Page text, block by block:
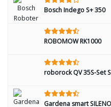
Bosch Indego S+ 350
ROBOMOW RK1000
roborock QV 35S-Set
Gardena smart